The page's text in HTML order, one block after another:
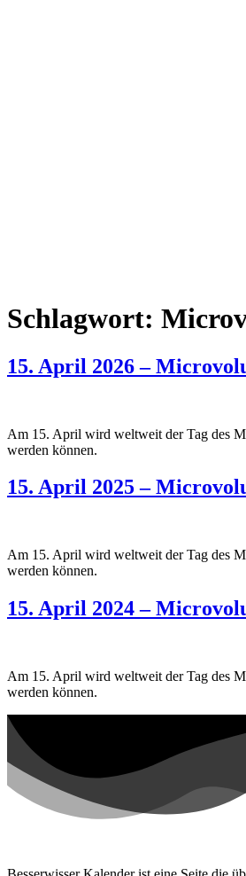
Schlagwort:
15. April 2026 –
Am 15. April wird weltweit der Tag des
werden können.
15. April 2025 –
Am 15. April wird weltweit der Tag des
werden können.
15. April 2024 –
Am 15. April wird weltweit der Tag des
werden können.